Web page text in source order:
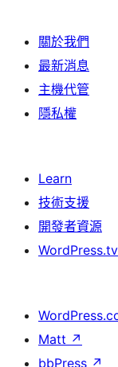
關於我們
最新消息
主機代管
隱私權
Learn
技術支援
開發者資源
WordPress.tv
Matt ↗
bbPress ↗